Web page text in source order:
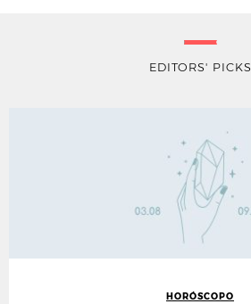
EDITORS' PICKS
HORÓSCOPO